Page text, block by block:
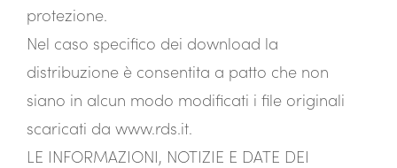
protezione.
Nel caso specifico dei download la
distribuzione è consentita a patto che non
siano in alcun modo modificati i file originali
scaricati da www.rds.it.
LE INFORMAZIONI, NOTIZIE E DATE DEI